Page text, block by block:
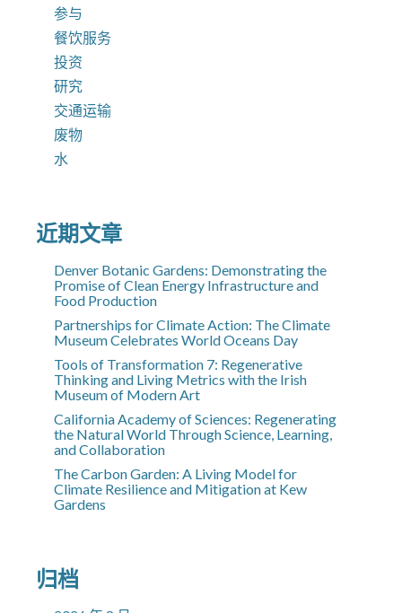
参与
餐饮服务
投资
研究
交通运输
废物
水
近期文章
Denver Botanic Gardens: Demonstrating the
Promise of Clean Energy Infrastructure and
Food Production
Partnerships for Climate Action: The Climate
Museum Celebrates World Oceans Day
Tools of Transformation 7: Regenerative
Thinking and Living Metrics with the Irish
Museum of Modern Art
California Academy of Sciences: Regenerating
the Natural World Through Science, Learning,
and Collaboration
The Carbon Garden: A Living Model for
Climate Resilience and Mitigation at Kew
Gardens
归档